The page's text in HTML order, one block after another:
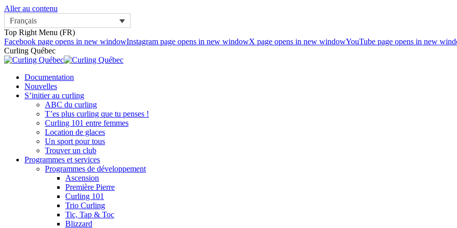
Aller au contenu
Français
Top Right Menu (FR)
Facebook page opens in new windowInstagram page opens in new windowX page opens in new windowYouTube page opens in new
Curling Québec
Documentation
Nouvelles
S’initier au curling
ABC du curling
T’es plus curling que tu penses !
Curling 101 entre femmes
Location de glaces
Un sport pour tous
Trouver un club
Programmes et services
Programmes de développement
Ascension
Première Pierre
Curling 101
Trio Curling
Tic, Tap & Toc
Blizzard